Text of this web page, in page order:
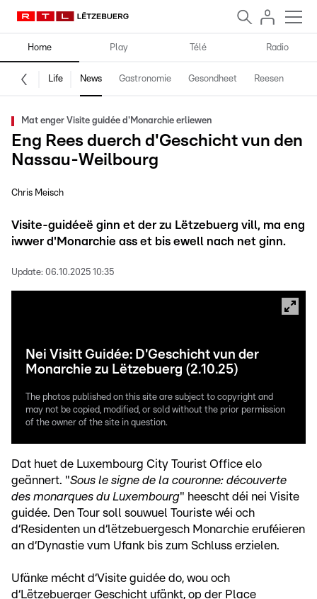
Home Play Télé Radio
Life News Gastronomie Gesondheet Reesen
Mat enger Visite guidée d'Monarchie erliewen
Eng Rees duerch d'Geschicht vun den
Nassau-Weilbourg
Chris Meisch
Visite-guidéeë ginn et der zu Lëtzebuerg vill, ma eng
iwwer d'Monarchie ass et bis ewell nach net ginn.
Update: 06.10.2025 10:35
Nei Visitt Guidée: D'Geschicht vun der
Monarchie zu Lëtzebuerg (2.10.25)
The photos published on this site are subject to copyright and
may not be copied, modified, or sold without the prior permission
of the owner of the site in question.
Dat huet de Luxembourg City Tourist Office elo
geännert. "Sous le signe de la couronne: découverte
des monarques du Luxembourg" heescht déi nei Visite
guidée. Den Tour soll souwuel Touriste wéi och
d‘Residenten un d‘lëtzebuergesch Monarchie eruféieren
an d‘Dynastie vum Ufank bis zum Schluss erzielen.
Ufänke mécht d‘Visite guidée do, wou och
d‘Lëtzebuerger Geschicht ufänkt, op der Place